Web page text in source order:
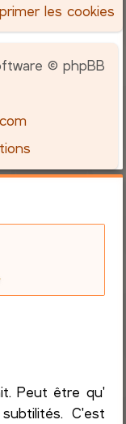
les cookies
© phpBB
Peut être qu'
C'est